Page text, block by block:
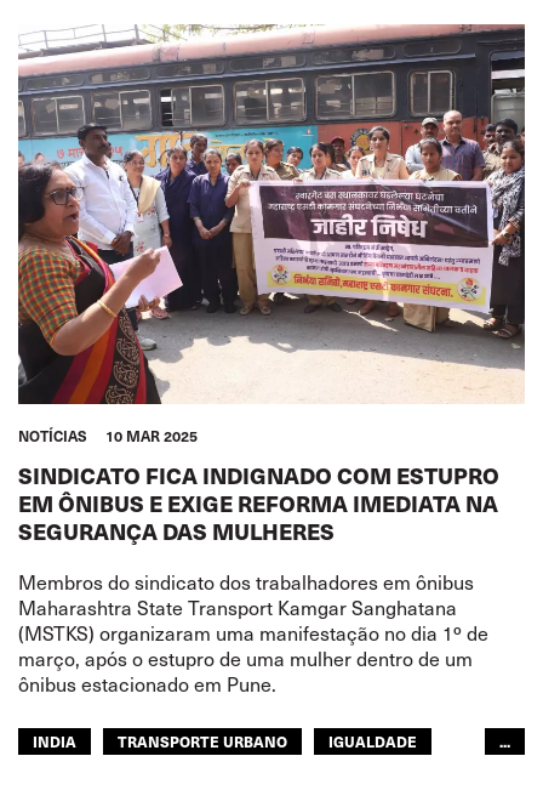
NOTÍCIAS 10 MAR 2025
SINDICATO FICA INDIGNADO COM ESTUPRO
EM ÔNIBUS E EXIGE REFORMA IMEDIATA NA
SEGURANÇA DAS MULHERES
Membros do sindicato dos trabalhadores em ônibus
Maharashtra State Transport Kamgar Sanghatana
(MSTKS) organizaram uma manifestação no dia 1º de
março, após o estupro de uma mulher dentro de um
ônibus estacionado em Pune.
INDIA TRANSPORTE URBANO
IGUALDADE
...